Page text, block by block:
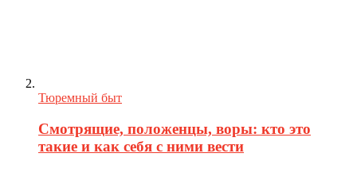
Тюремный быт
Смотрящие, положенцы, воры: кто это
такие и как себя с ними вести